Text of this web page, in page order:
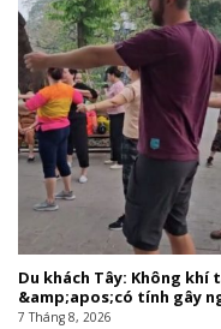
Du khách Tây: Không khí
&amp;apos;có tính gây
7 Tháng 8, 2026